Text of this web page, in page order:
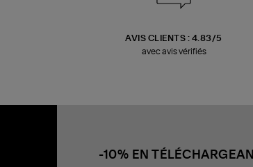
AVIS CLIENTS : 4.83/5
avec avis vérifiés
-10% EN